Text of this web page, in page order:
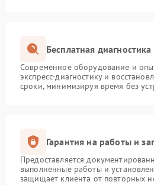
Бесплатная
Современное оборудование и
экспресс-диагностику и
сроки, минимизируя время без
Гарантия на работы и
Предоставляется
выполненные работы и
защищает клиента от повторных